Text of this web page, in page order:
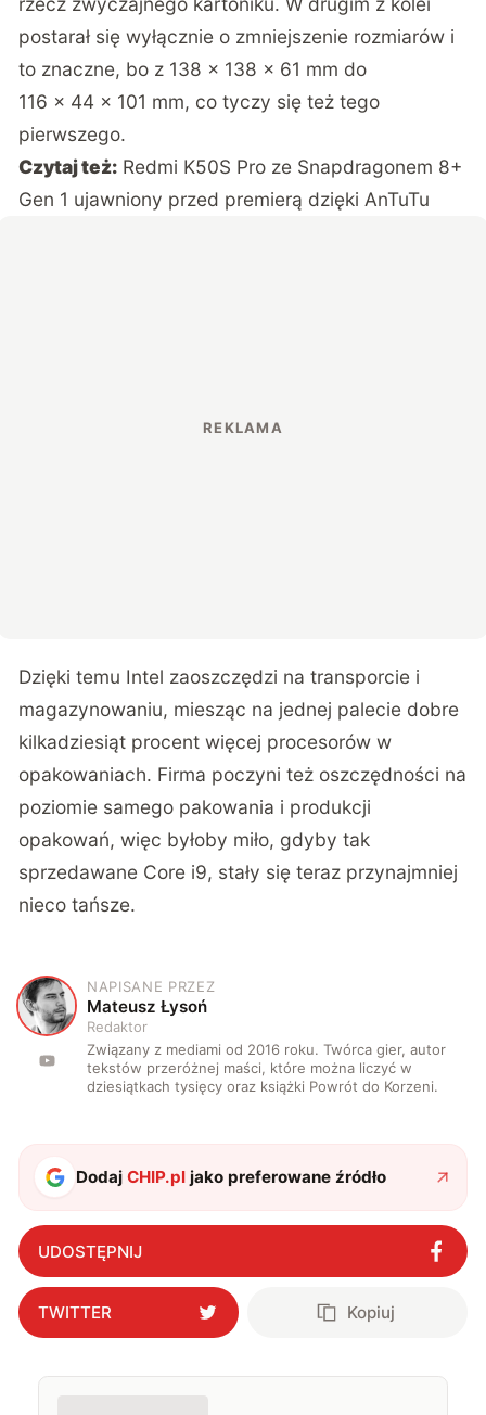
postarał się wyłącznie o zmniejszenie rozmiarów i
to znaczne, bo z 138 × 138 × 61 mm do
116 × 44 × 101 mm, co tyczy się też tego
pierwszego.
Czytaj też: Redmi K50S Pro ze Snapdragonem 8+
Gen 1 ujawniony przed premierą dzięki AnTuTu
Dzięki temu Intel zaoszczędzi na transporcie i
magazynowaniu, miesząc na jednej palecie dobre
kilkadziesiąt procent więcej procesorów w
opakowaniach. Firma poczyni też oszczędności na
poziomie samego pakowania i produkcji
opakowań, więc byłoby miło, gdyby tak
sprzedawane Core i9, stały się teraz przynajmniej
nieco tańsze.
M
NAPISANE PRZEZ
Mateusz Łysoń
Redaktor
Związany z mediami od 2016 roku. Twórca gier, autor
tekstów przeróżnej maści, które można liczyć w
dziesiątkach tysięcy oraz książki Powrót do Korzeni.
DodajCHIP.pl jako preferowane źródło
UDOSTĘPNIJ
TWITTER Kopiuj